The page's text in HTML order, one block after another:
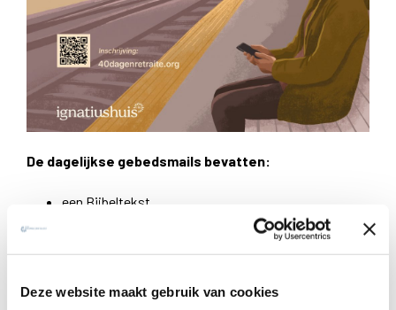
Deze website maakt gebruik van cookies
De dagelijkse gebedsmails bevatten:
een Bijbeltekst
inspirerende citaten bij het weekthema